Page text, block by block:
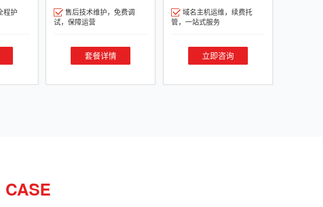
程护
售后技术维护，免费调
试，保障运营
套餐详情
域名主机运维，续费托
管，一站式服务
立即咨询
CASE